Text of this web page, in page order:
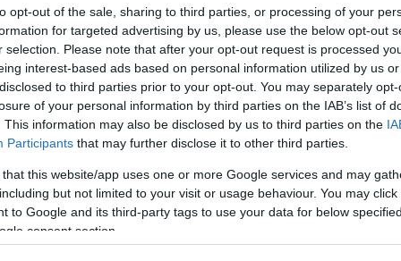
opt-out of the sale, sharing to third parties, or processing of your
for targeted advertising by us, please use the below opt-out
selection. Please note that after your opt-out request is processed
interest-based ads based on personal information utilized by us
to third parties prior to your opt-out. You may separately
of your personal information by third parties on the IAB’s list of
This information may also be disclosed by us to third parties on the
Participants that may further disclose it to other third parties.
that this website/app uses one or more Google services and may
but not limited to your visit or usage behaviour. You may
to Google and its third-party tags to use your data for below
consent section.
αρχίζει να πηγαίνει πάρα πολύ δυνατά,
είπα στο Γιάννη ότι πάει πάρα πολύ δυνατά»,